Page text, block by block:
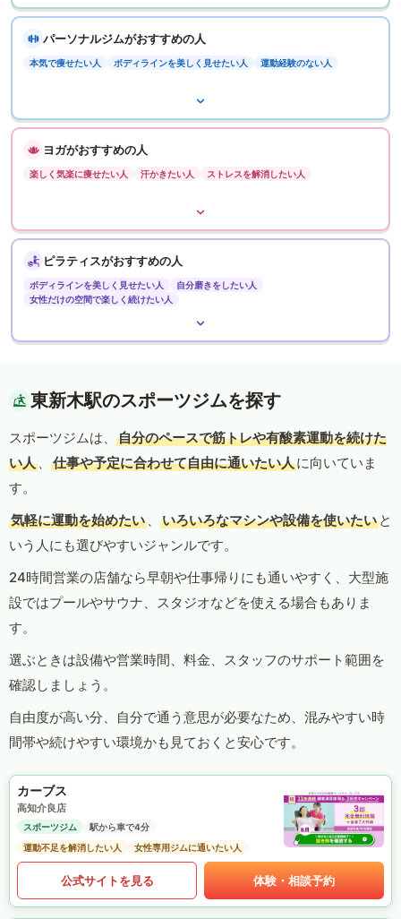
パーソナルジムがおすすめの人
本気で痩せたい人 ボディラインを美しく見せたい人 運動経験のない人
ヨガがおすすめの人
楽しく気楽に痩せたい人 汗かきたい人 ストレスを解消したい人
ピラティスがおすすめの人
ボディラインを美しく見せたい人
自分磨きをしたい人
女性だけの空間で楽しく続けたい人
東新木駅のスポーツジムを探す
スポーツジムは、
自分のペースで筋トレや有酸素運動を続けた
い人 、 仕事や予定に合わせて自由に通いたい人に向いていま
す。
気軽に運動を始めたい 、 いろいろなマシンや設備を使いたい と
いう人にも選びやすいジャンルです。
24時間営業の店舗なら早朝や仕事帰りにも通いやすく、大型施
設ではプールやサウナ、スタジオなどを使える場合もありま
す。
選ぶときは設備や営業時間、料金、スタッフのサポート範囲を
確認しましょう。
自由度が高い分、自分で通う意思が必要なため、混みやすい時
間帯や続けやすい環境かも見ておくと安心です。
カーブス
高知介良店
スポーツジム
駅から車で4分
運動不足を解消したい人
女性専用ジムに通いたい人
公式サイトを見る 体験・相談予約